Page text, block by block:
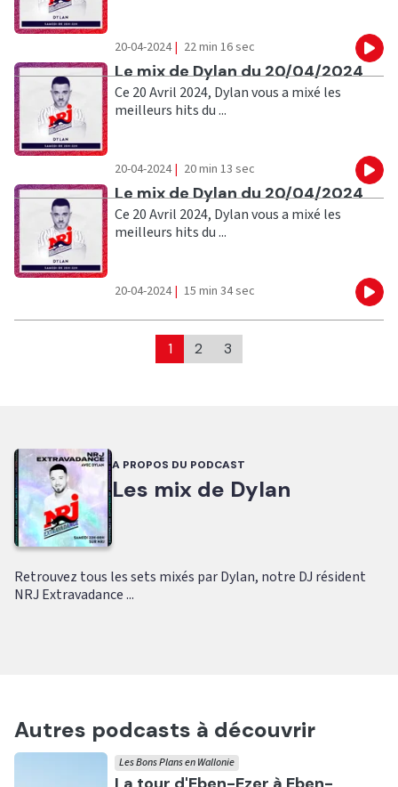
20-04-2024 | 22 min 16 sec
Ecouter
Le mix de Dylan du 20/04/2024
Ce 20 Avril 2024, Dylan vous a mixé les
meilleurs hits du ...
20-04-2024 | 20 min 13 sec
Ecouter
Le mix de Dylan du 20/04/2024
Ce 20 Avril 2024, Dylan vous a mixé les
meilleurs hits du ...
20-04-2024 | 15 min 34 sec
1 2 3
A PROPOS DU PODCAST
Les mix de Dylan
Retrouvez tous les sets mixés par Dylan, notre DJ résident
NRJ Extravadance ...
Autres podcasts à découvrir
Ecouter
Les Bons Plans en Wallonie